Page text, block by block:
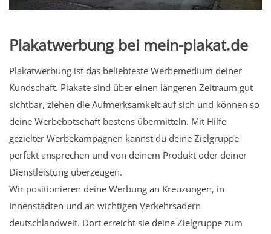
Plakatwerbung bei mein-plakat.de
Plakatwerbung ist das beliebteste Werbemedium deiner
Kundschaft. Plakate sind über einen längeren Zeitraum gut
sichtbar, ziehen die Aufmerksamkeit auf sich und können so
deine Werbebotschaft bestens übermitteln. Mit Hilfe
gezielter Werbekampagnen kannst du deine Zielgruppe
perfekt ansprechen und von deinem Produkt oder deiner
Dienstleistung überzeugen.
Wir positionieren deine Werbung an Kreuzungen, in
Innenstädten und an wichtigen Verkehrsadern
deutschlandweit. Dort erreicht sie deine Zielgruppe zum